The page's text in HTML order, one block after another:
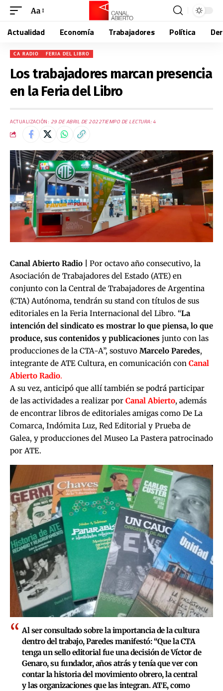
Aa
Actualidad Economía Trabajadores Política
CA RADIO FERIA DEL LIBRO
Los trabajadores marcan presencia
en la Feria del Libro
ACTUALIZACIÓN: 29 DE ABRIL DE 2022TIEMPO DE LECTURA: 4
Canal Abierto Radio |
Por octavo año consecutivo, la
Asociación de Trabajadores del Estado (ATE) en
conjunto con la Central de Trabajadores de Argentina
(CTA) Autónoma, tendrán su stand con títulos de sus
editoriales en la Feria Internacional del Libro. “La
intención del sindicato es mostrar lo que piensa, lo que
produce, sus contenidos y publicaciones junto con las
producciones de la CTA-A”, sostuvo Marcelo Paredes,
integrante de ATE Cultura, en comunicación con Canal
Abierto Radio.
A su vez, anticipó que allí también se podrá participar
de las actividades a realizar por Canal Abierto, además
de encontrar libros de editoriales amigas como De La
Comarca, Indómita Luz, Red Editorial y Prueba de
Galea, y producciones del Museo La Pastera patrocinado
por ATE.
Al ser consultado sobre la importancia de la cultura
dentro del trabajo, Paredes manifestó: “Que la CTA
tenga un sello editorial fue una decisión deVíctor de
Genaro,su fundador, años atrás y tenía que ver con
contar la historia del movimiento obrero, la central
y las organizaciones que las integran. ATE, como